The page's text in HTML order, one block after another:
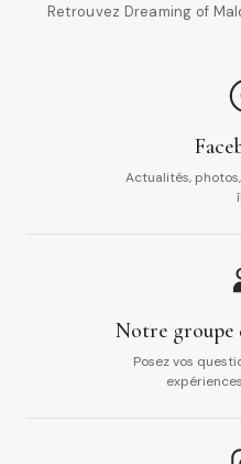
Retrouvez Dreaming of
Actualités,
Notre groupe
Posez vos